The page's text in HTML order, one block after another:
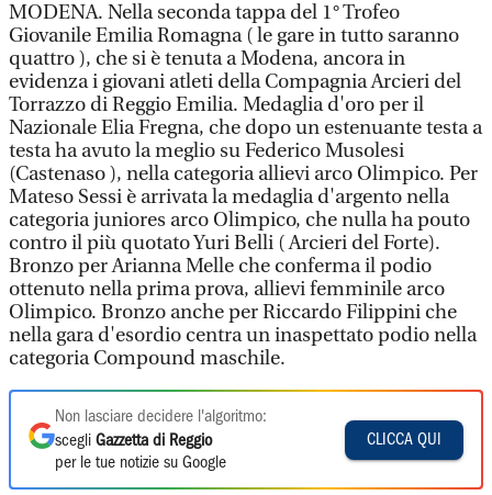
MODENA. Nella seconda tappa del 1° Trofeo
Giovanile Emilia Romagna ( le gare in tutto saranno
quattro ), che si è tenuta a Modena, ancora in
evidenza i giovani atleti della Compagnia Arcieri del
Torrazzo di Reggio Emilia. Medaglia d'oro per il
Nazionale Elia Fregna, che dopo un estenuante testa a
testa ha avuto la meglio su Federico Musolesi
(Castenaso ), nella categoria allievi arco Olimpico. Per
Mateso Sessi è arrivata la medaglia d'argento nella
categoria juniores arco Olimpico, che nulla ha pouto
contro il più quotato Yuri Belli ( Arcieri del Forte).
Bronzo per Arianna Melle che conferma il podio
ottenuto nella prima prova, allievi femminile arco
Olimpico. Bronzo anche per Riccardo Filippini che
nella gara d'esordio centra un inaspettato podio nella
categoria Compound maschile.
Non lasciare decidere l'algoritmo:
scegli Gazzetta di Reggio
per le tue notizie su Google
CLICCA QUI